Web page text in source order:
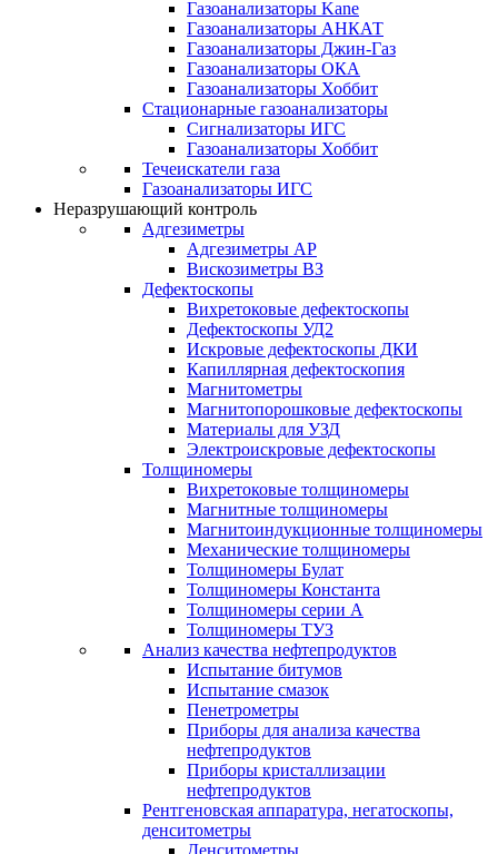
Газоанализаторы Kane
Газоанализаторы АНКАТ
Газоанализаторы Джин-Газ
Газоанализаторы ОКА
Газоанализаторы Хоббит
Стационарные газоанализаторы
Сигнализаторы ИГС
Газоанализаторы Хоббит
Течеискатели газа
Газоанализаторы ИГС
Неразрушающий контроль
Адгезиметры
Адгезиметры АР
Вискозиметры ВЗ
Дефектоскопы
Вихретоковые дефектоскопы
Дефектоскопы УД2
Искровые дефектоскопы ДКИ
Капиллярная дефектоскопия
Магнитометры
Магнитопорошковые дефектоскопы
Материалы для УЗД
Электроискровые дефектоскопы
Толщиномеры
Вихретоковые толщиномеры
Магнитные толщиномеры
Магнитоиндукционные толщиномеры
Механические толщиномеры
Толщиномеры Булат
Толщиномеры Константа
Толщиномеры серии А
Толщиномеры ТУЗ
Анализ качества нефтепродуктов
Испытание битумов
Испытание смазок
Пенетрометры
Приборы для анализа качества
нефтепродуктов
Приборы кристаллизации
нефтепродуктов
Рентгеновская аппаратура, негатоскопы,
денситометры
Денситометры